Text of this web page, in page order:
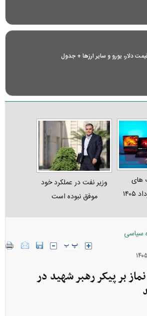
دلار، یورو و سایر ارز‌ها + جدول
های
وزیر نفت در عملکرد خود
موفق نبوده است
سیاسی
بر پیکر رهبر شهید در